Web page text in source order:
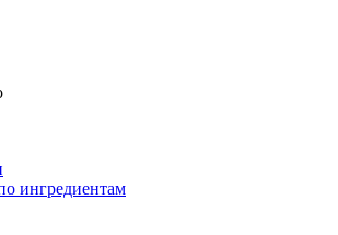
ингредиентам